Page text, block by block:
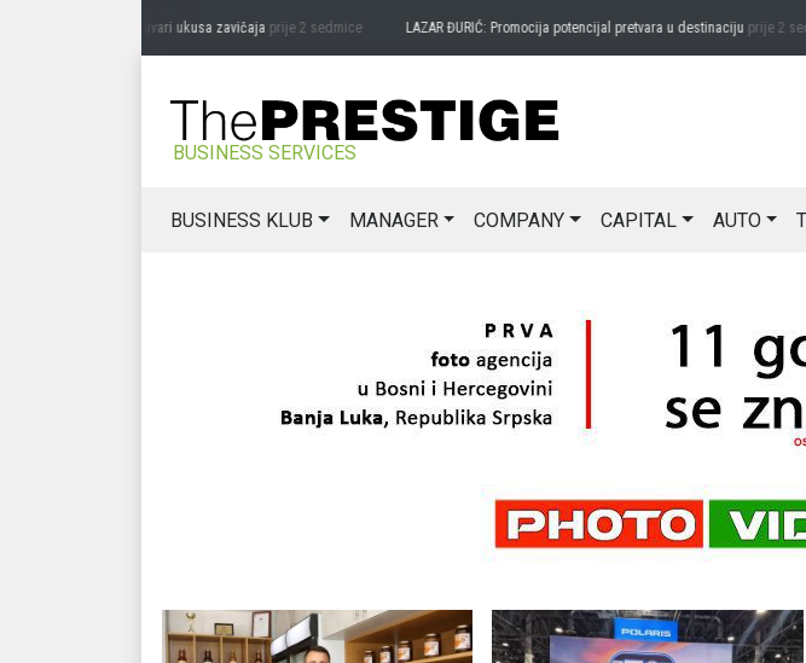
MIĆANOVIĆ: Čuvari ukusa zavičajaprije 2 sedmice LAZAR ĐURIĆ: Promocija potencijal pretvara u destinacijuprije 2
BUSINESS SERVICES
BUSINESS KLUB MANAGER COMPANY CAPITAL AUTO